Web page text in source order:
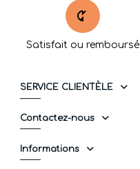
Satisfait ou remboursé
SERVICE CLIENTÈLE
Contactez-nous
Informations